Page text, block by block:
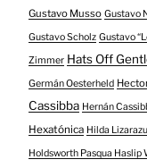
Gustavo Musso Gustavo
Gustavo Scholz Gustavo
Zimmer Hats Off
Germán Oesterheld
Cassibba Hernán
Hexatónica Hilda Lizarazu
Holdsworth Pasqua Haslip